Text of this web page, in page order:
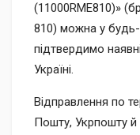
(11000RME810)»
810) можна у
підтвердимо
Україні.
Відправлення по
Пошту, Укрпошту й